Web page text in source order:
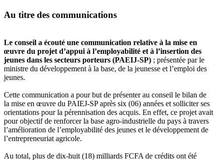
Au titre des communications
Le conseil a écouté une communication relative à la mise en
œuvre du projet d’appui à l’employabilité et à l’insertion des
jeunes dans les secteurs porteurs (PAEIJ-SP) ; présentée par le
ministre du développement à la base, de la jeunesse et l’emploi des
jeunes.
Cette communication a pour but de présenter au conseil le bilan de
la mise en œuvre du PAIEJ-SP après six (06) années et solliciter ses
orientations pour la pérennisation des acquis. En effet, ce projet avait
pour objectif de renforcer la base agro-industrielle du pays à travers
l’amélioration de l’employabilité des jeunes et le développement de
l’entrepreneuriat agricole.
Au total, plus de dix-huit (18) milliards FCFA de crédits ont été